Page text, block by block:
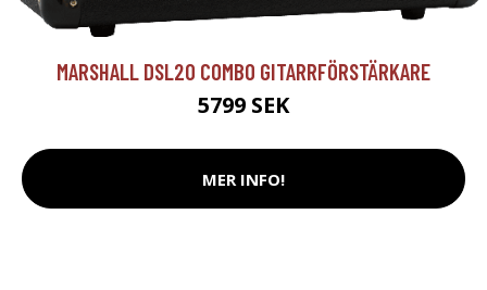
MARSHALL DSL20 COMBO GITARRFÖRSTÄRKARE
5799 SEK
MER INFO!